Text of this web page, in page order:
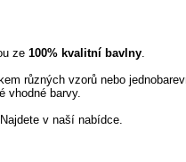
ze 100% kvalitní bavlny.
různých vzorů nebo
vhodné barvy.
v naší nabídce.